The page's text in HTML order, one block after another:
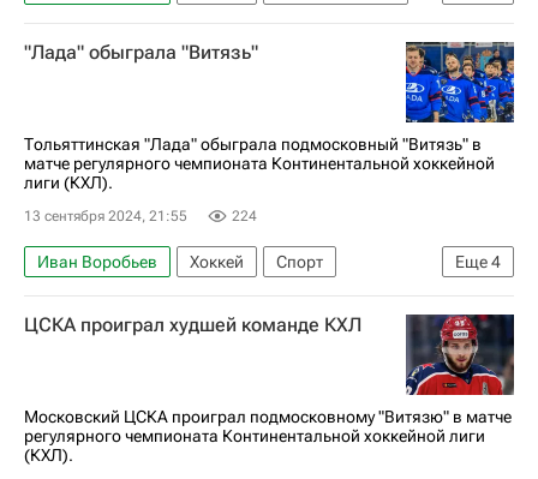
Александр Щемеров
Амур
Витязь
Сибирь
КХЛ 2025-2026
"Лада" обыграла "Витязь"
Тольяттинская "Лада" обыграла подмосковный "Витязь" в
матче регулярного чемпионата Континентальной хоккейной
лиги (КХЛ).
13 сентября 2024, 21:55 224
Еще4
Иван Воробьев Хоккей
Спорт
Балашиха
Владислав Червоненко
Витязь
КХЛ 2025-2026
ЦСКА проиграл худшей команде КХЛ
Московский ЦСКА проиграл подмосковному "Витязю" в матче
регулярного чемпионата Континентальной хоккейной лиги
(КХЛ).